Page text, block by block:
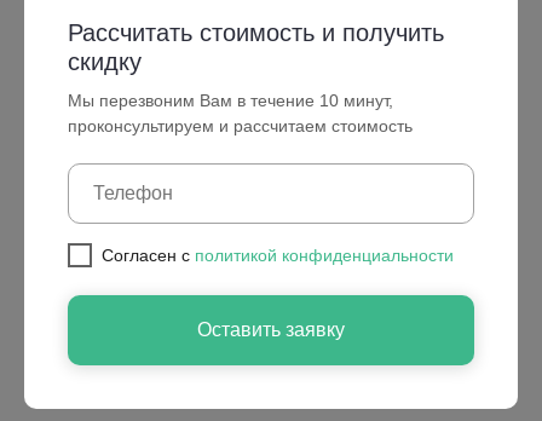
Рассчитать стоимость и получить
скидку
Мы перезвоним Вам в течение 10 минут,
проконсультируем и рассчитаем стоимость
Cогласен с политикой конфиденциальности
Оставить заявку